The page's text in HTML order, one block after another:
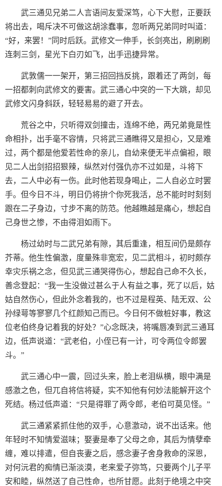
武三通见兄弟二人言语间友爱深笃，心下大慰，正要跃
将出去，喝斥决不可做这胡涂蠢事，忽听两兄弟同时叫道：
“好，来罢！”同时后跃。武修文一伸手，长剑亮出，刷刷刷
连刺三剑，星光下白刃如飞，出手迅捷异常。
武敦儒一一架开，第三招回挡反挑，跟着还了两剑，每
一招都刺向武修文的要害。武三通心中突的一下大跳，却见
武修文闪身斜跃，轻轻易易的避了开去。
荒谷之中，只听得双剑撞击，连绵不绝，两兄弟竟是性
命相扑，出手毫不容情，只将武三通瞧得又是担心，又是难
过，两个都是他爱若性命的亲儿，自幼来便无半点偏袒，眼
见二人出剑招招狠辣，纵然对付强仇亦不过如是，斗将下
去，二人中必有一伤。此时他若现身喝止，二人自必立时罢
手。但今日不斗，明日仍将拚个你死我活，总不能时时刻刻
跟在二子身边，寸步不离的防范。他越瞧越是痛心，想起自
己身世之惨，不由得泪如雨下。
杨过幼时与二武兄弟有隙，其后重逢，相互间仍是颇存
芥蒂。他生性偏激，度量殊非宽宏，见二武相斗，初时颇存
幸灾乐祸之念，但见武三通哭得伤心，想起自己命不久长，
善念登起：“我一生没做过甚么于人有益之事，死了以后，姑
姑自然伤心，但此外念着我的，也不过是程英、陆无双、公
孙绿萼等寥寥几个红颜知己而已。今日何不做桩好事，教这
位老伯终身记着我的好处？”心念既决，将嘴唇凑到武三通耳
边，低声说道：“武老伯，小侄已有一计，可令两位令郎罢
斗。”
武三通心中一震，回过头来，脸上老泪纵横，眼中满是
感激之色，但兀自将信将疑，实不知他有何妙法能解开这个
死结。杨过低声道：“只是得罪了两令郎，老伯可莫见怪。”
武三通紧紧抓住他的双手，心意激动，说不出话来。他
年轻时不知情爱滋味；娶妻是奉了父母之命，其后为情孽牵
缠，难以排遣，但自丧妻之后，感念妻子舍身救命的深恩，
对何沅君的痴情已渐淡漠，老来爱子弥笃，只要两个儿子平
安和睦，纵然送了自己性命，也所甘愿。此刻于绝境之中突